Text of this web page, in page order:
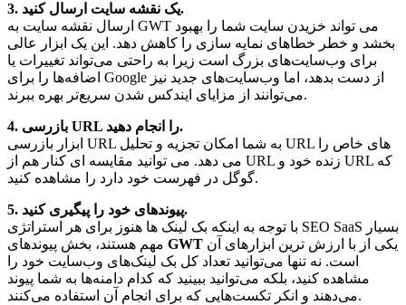
3. یک نقشه سایت ارسال کنید.
ارسال نقشه سایت به GWT می تواند خزیدن سایت شما را بهبود
بخشد و خطر خطاهای نمایه سازی را کاهش دهد. این یک ابزار عالی
برای وب‌سایت‌های بزرگ است زیرا به راحتی می‌تواند تغییرات یا
اضافه‌ها را برای Google از دست بدهد، اما وب‌سایت‌های جدید نیز
می‌توانند از مزایای ایندکس شدن سریع‌تر بهره ببرند.
4. بازرسی URL را انجام دهید.
ابزار بازرسی URL به شما امکان تجزیه و تحلیل URL های خاص را
می دهد. می توانید مقایسه ای کنار هم از URL زنده خود و URL که
گوگل در فهرست خود دارد را مشاهده کنید.
5. پیوندهای خود را پیگیری کنید.
با توجه به اینکه بک لینک ها هنوز برای هر استراتژی SEO SaaS بسیار
مهم هستند، بخش پیوندهای GWT یکی از با ارزش ترین ابزارهای آن
است. نه تنها می‌توانید تعداد کل بک لینک‌های وب‌سایت خود را
مشاهده کنید، بلکه می‌توانید ببینید که کدام دامنه‌ها به شما پیوند
می‌دهند و انکر تکست‌هایی که برای انجام آن استفاده می‌کنند.